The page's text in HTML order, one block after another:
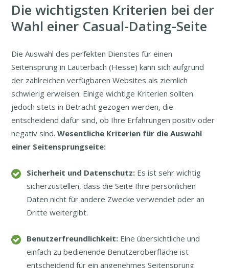
Die wichtigsten Kriterien bei der
Wahl einer Casual-Dating-Seite
Die Auswahl des perfekten Dienstes für einen
Seitensprung in Lauterbach (Hesse) kann sich aufgrund
der zahlreichen verfügbaren Websites als ziemlich
schwierig erweisen. Einige wichtige Kriterien sollten
jedoch stets in Betracht gezogen werden, die
entscheidend dafür sind, ob Ihre Erfahrungen positiv oder
negativ sind.Wesentliche Kriterien für die Auswahl
einer Seitensprungseite:
Sicherheit und Datenschutz: Es ist sehr wichtig
sicherzustellen, dass die Seite Ihre persönlichen
Daten nicht für andere Zwecke verwendet oder an
Dritte weitergibt.
Benutzerfreundlichkeit: Eine übersichtliche und
einfach zu bedienende Benutzeroberfläche ist
entscheidend für ein angenehmes Seitensprung